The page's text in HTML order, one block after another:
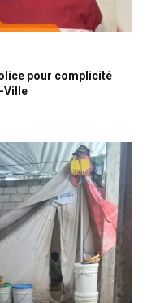
pour complicité
Ville